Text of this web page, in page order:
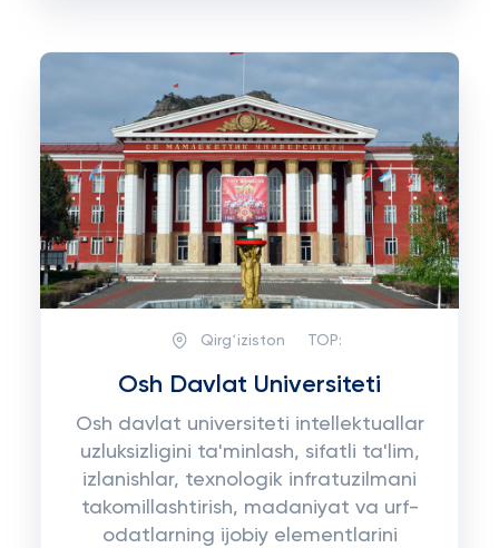
Qirgʻiziston TOP:
Osh Davlat Universiteti
Osh davlat universiteti intellektuallar
uzluksizligini ta'minlash, sifatli ta'lim,
izlanishlar, texnologik infratuzilmani
takomillashtirish, madaniyat va urf-
odatlarning ijobiy elementlarini